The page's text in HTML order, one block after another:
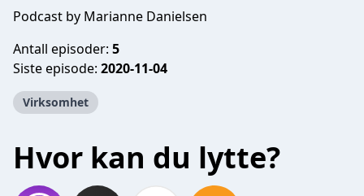
Podcast by Marianne Danielsen
Antall episoder: 5
Siste episode: 2020-11-04
Virksomhet
Hvor kan du lytte?